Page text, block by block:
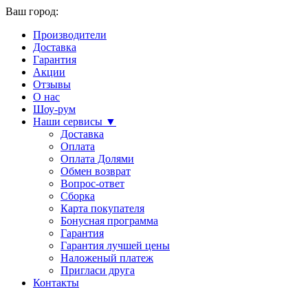
Ваш город:
Производители
Доставка
Гарантия
Акции
Отзывы
О нас
Шоу-рум
Наши сервисы ▼
Доставка
Оплата
Оплата Долями
Обмен возврат
Вопрос-ответ
Сборка
Карта покупателя
Бонусная программа
Гарантия
Гарантия лучшей цены
Наложеный платеж
Пригласи друга
Контакты